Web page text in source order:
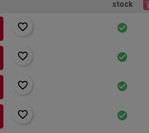
stock
favorite_border check_circle
favorite_border check_circle
favorite_border check_circle
favorite_border check_circle